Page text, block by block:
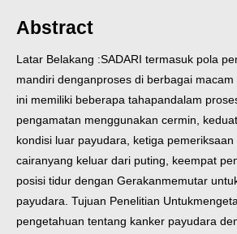
Abstract
Latar Belakang :SADARI termasuk pola
mandiri denganproses di berbagai
ini memiliki beberapa tahapandalam
pengamatan menggunakan cermin, kedua
kondisi luar payudara, ketiga pemeriksaan
cairanyang keluar dari puting, keempat
posisi tidur dengan Gerakanmemutar
payudara. Tujuan Penelitian Untuk
pengetahuan tentang kanker payudara